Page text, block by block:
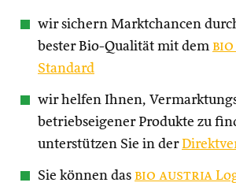
wir sichern Marktchancen
bester Bio-Qualität mit dem
Standard
wir helfen Ihnen,
betriebseigener Produkte zu
unterstützen Sie in der
Sie können das bio austria